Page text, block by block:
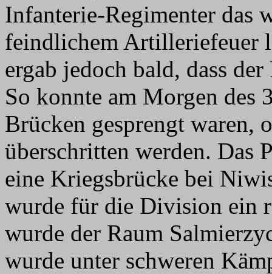
Infanterie-Regimenter das
feindlichem Artilleriefeuer
ergab jedoch bald, dass
So konnte am Morgen des
Brücken gesprengt waren,
überschritten werden. Das
eine Kriegsbrücke bei
wurde für die Division ein
wurde der Raum
wurde unter schweren